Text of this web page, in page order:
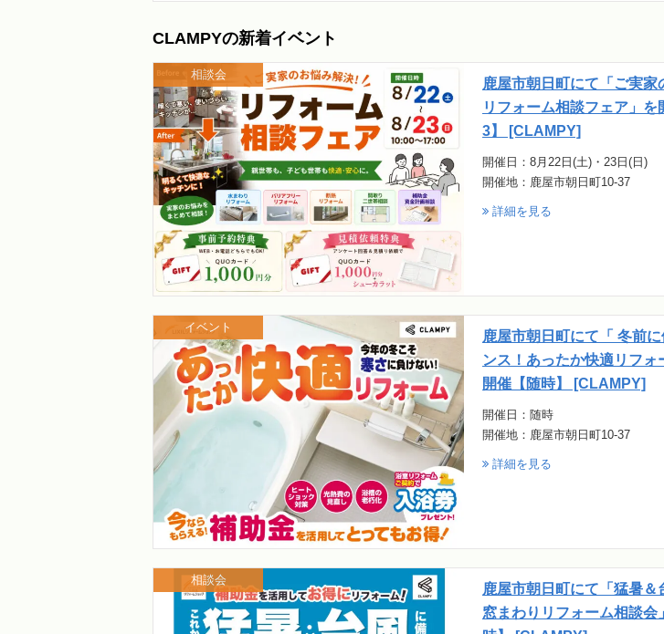
CLAMPYの新着イベント
鹿屋市朝日町にて「ご実家
リフォーム相談フェア」を
3】 [CLAMPY]
開催日：8月22日(土)・23日(日)
開催地：鹿屋市朝日町10-37
詳細を見る
相談会
鹿屋市朝日町にて「 冬前
ンス！あったか快適リフォ
開催【随時】 [CLAMPY]
開催日：随時
開催地：鹿屋市朝日町10-37
詳細を見る
イベント
鹿屋市朝日町にて「猛暑＆
窓まわりリフォーム相談会
相談会